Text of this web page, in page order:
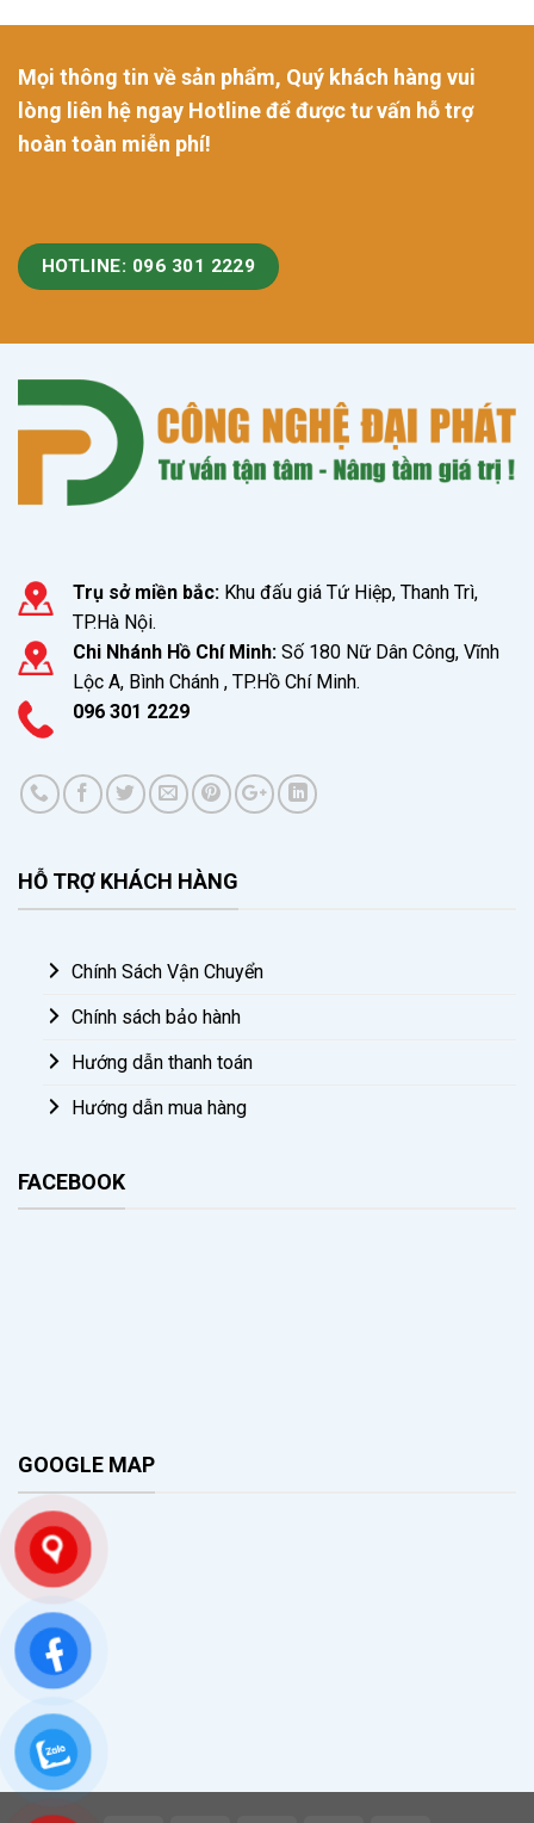
Mọi thông tin về sản phẩm, Quý khách hàng vui
lòng liên hệ ngay Hotline để được tư vấn hỗ trợ
hoàn toàn miễn phí!
HOTLINE: 096 301 2229
Trụ sở miền bắc: Khu đấu giá Tứ Hiệp, Thanh Trì,
TP.Hà Nội.
Chi Nhánh Hồ Chí Minh: Số 180 Nữ Dân Công, Vĩnh
Lộc A, Bình Chánh , TP.Hồ Chí Minh.
096 301 2229
HỖ TRỢ KHÁCH HÀNG
Chính Sách Vận Chuyển
Chính sách bảo hành
Hướng dẫn thanh toán
Hướng dẫn mua hàng
FACEBOOK
GOOGLE MAP